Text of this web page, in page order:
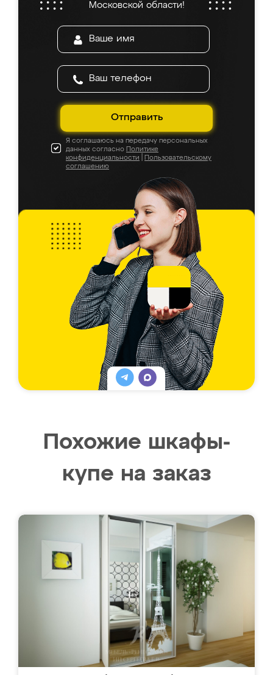
Московской области!
Отправить
Я соглашаюсь на передачу персональных
данных согласно Политике
конфиденциальности
Пользовательскому
соглашению
Похожие шкафы-
купе на заказ